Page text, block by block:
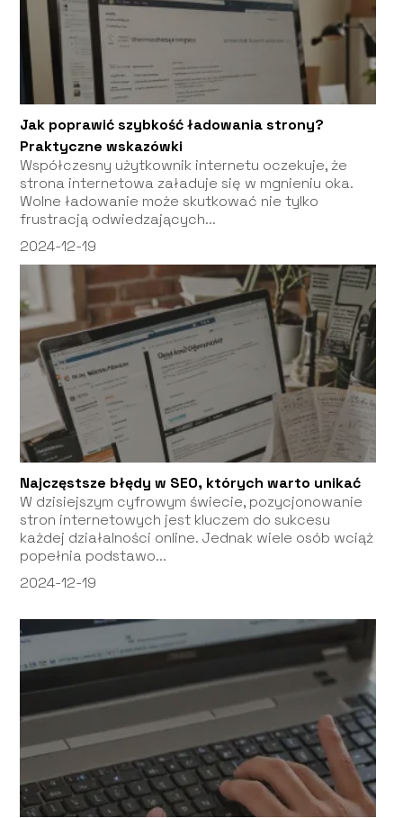
Jak poprawić szybkość ładowania strony?
Praktyczne wskazówki
Współczesny użytkownik internetu oczekuje, że
strona internetowa załaduje się w mgnieniu oka.
Wolne ładowanie może skutkować nie tylko
frustracją odwiedzających...
2024-12-19
Najczęstsze błędy w SEO, których warto unikać
W dzisiejszym cyfrowym świecie, pozycjonowanie
stron internetowych jest kluczem do sukcesu
każdej działalności online. Jednak wiele osób wciąż
popełnia podstawo...
2024-12-19